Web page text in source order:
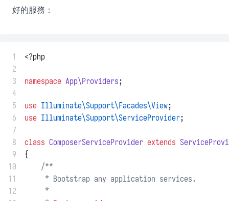
好的服務：
1
<?php
2
3
namespace App\Providers;
4
5
use Illuminate\Support\Facades\View;
6
use Illuminate\Support\ServiceProvider;
7
8
class ComposerServiceProvider extends
9
{
10
/**
11
     * Bootstrap any application services.
12
     *